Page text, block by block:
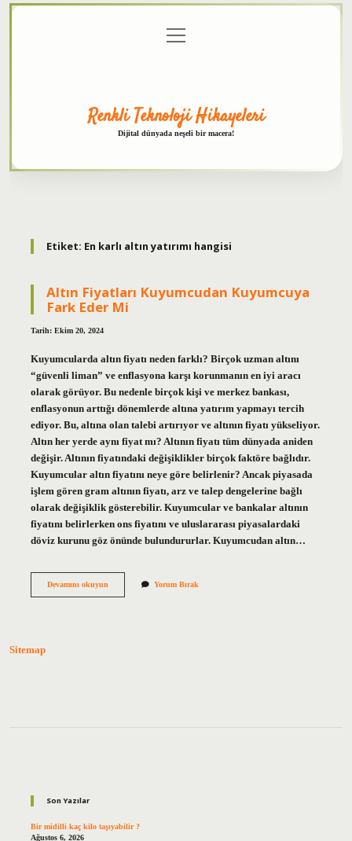
menüyü
aç
Renkli Teknoloji Hikayeleri
Dijital dünyada neşeli bir macera!
Etiket: En karlı altın yatırımı hangisi
Altın Fiyatları Kuyumcudan Kuyumcuya
Fark Eder Mi
Tarih: Ekim 20, 2024
Kuyumcularda altın fiyatı neden farklı? Birçok uzman altını
“güvenli liman” ve enflasyona karşı korunmanın en iyi aracı
olarak görüyor. Bu nedenle birçok kişi ve merkez bankası,
enflasyonun arttığı dönemlerde altına yatırım yapmayı tercih
ediyor. Bu, altına olan talebi artırıyor ve altının fiyatı yükseliyor.
Altın her yerde aynı fiyat mı? Altının fiyatı tüm dünyada aniden
değişir. Altının fiyatındaki değişiklikler birçok faktöre bağlıdır.
Kuyumcular altın fiyatını neye göre belirlenir? Ancak piyasada
işlem gören gram altının fiyatı, arz ve talep dengelerine bağlı
olarak değişiklik gösterebilir. Kuyumcular ve bankalar altının
fiyatını belirlerken ons fiyatını ve uluslararası piyasalardaki
döviz kurunu göz önünde bulundururlar. Kuyumcudan altın…
Devamını okuyunAltın
Yorum Bırak
Sitemap
Son Yazılar
Bir midilli kaç kilo taşıyabilir ?
Ağustos 6, 2026